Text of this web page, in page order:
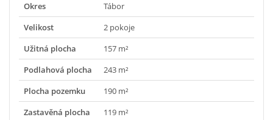
Okres
Tábor
Velikost
2 pokoje
Užitná plocha
157 m²
Podlahová plocha
243 m²
Plocha pozemku
190 m²
Zastavěná plocha
119 m²